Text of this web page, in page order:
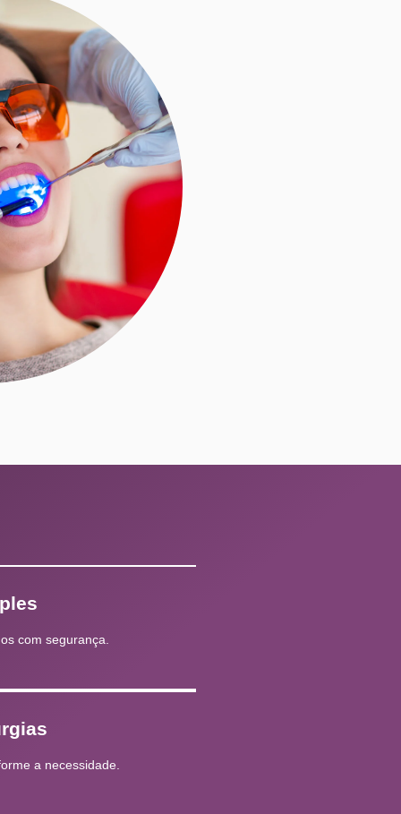
com segurança.
a necessidade.